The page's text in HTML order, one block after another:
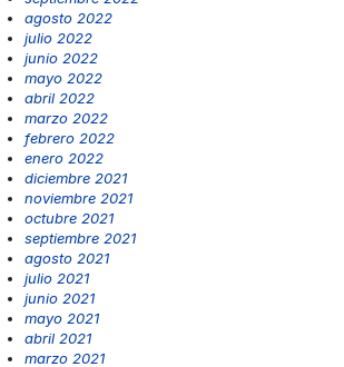
agosto 2022
julio 2022
junio 2022
mayo 2022
abril 2022
marzo 2022
febrero 2022
enero 2022
diciembre 2021
noviembre 2021
octubre 2021
septiembre 2021
agosto 2021
julio 2021
junio 2021
mayo 2021
abril 2021
marzo 2021